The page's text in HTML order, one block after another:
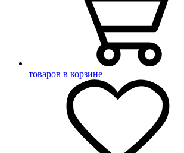
товаров в корзине